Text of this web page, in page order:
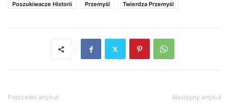
Poszukiwacze Historii
Przemyśl Twierdza Przemyśl
Poprzedni artykuł Następny artykuł